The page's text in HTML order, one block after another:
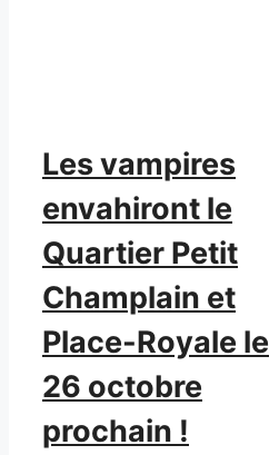
Les vampires
envahiront le
Quartier Petit
Champlain et
Place-Royale le
26 octobre
prochain !